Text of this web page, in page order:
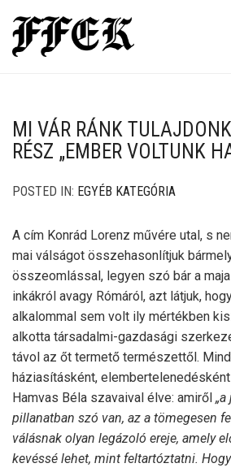
MI VÁR RÁNK
RÉSZ „EMBER VOLTUNK
POSTED IN: EGYÉB KATEGÓRIA
A cím Konrád Lorenz művére utal, s
mai válságot összehasonlítjuk
összeomlással, legyen szó bár a
inkákról avagy Rómáról, azt látjuk,
alkalommal sem volt ily mértékben
alkotta társadalmi-gazdasági
távol az őt termető természettől.
háziasításként,
Hamvas Béla szavaival élve: amiről
pillanatban szó van, az a tömegesen
válásnak olyan legázoló ereje, amely
kevéssé lehet, mint feltartóztatni.